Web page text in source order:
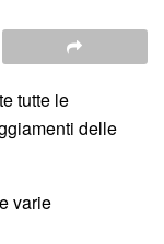
tutte le
delle
varie